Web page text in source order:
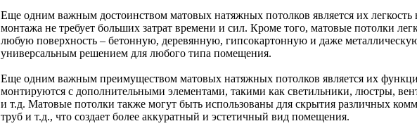
Еще одним важным достоинством матовых натяжных потолков является их легкость
монтажа не требует больших затрат времени и сил. Кроме того, матовые потолки
любую поверхность – бетонную, деревянную, гипсокартонную и даже
универсальным решением для любого типа помещения.
Еще одним важным преимуществом матовых натяжных потолков является их
монтируются с дополнительными элементами, такими как светильники, люстры,
и т.д. Матовые потолки также могут быть использованы для скрытия различных
труб и т.д., что создает более аккуратный и эстетичный вид помещения.